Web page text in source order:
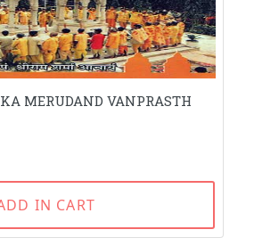
MERUDAND VANPRASTH
IN CART